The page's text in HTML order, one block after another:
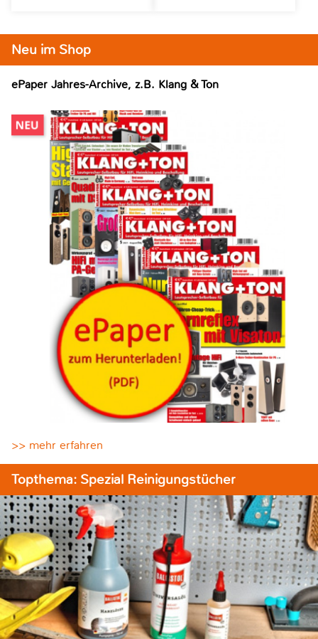
Neu im Shop
ePaper Jahres-Archive, z.B. Klang & Ton
>> mehr erfahren
Topthema: Spezial Reinigungstücher